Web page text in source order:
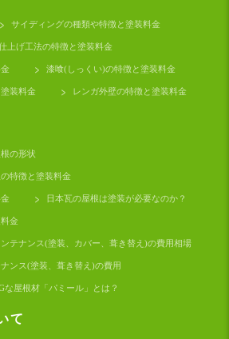
サイディングの種類や特徴と塗装料金
上げ工法の特徴と塗装料金
漆喰(しっくい)の特徴と塗装料金
装料金 レンガ外壁の特徴と塗装料金
の形状
特徴と塗装料金
日本瓦の屋根は塗装が必要なのか？
金
テナンス(塗装、カバー、葺き替え)の費用相場
ンス(塗装、葺き替え)の費用
な屋根材「パミール」とは？
て